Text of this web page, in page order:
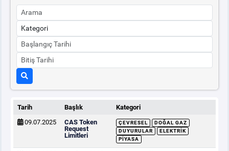
Tarih Başlık
Kategori
09.07.2025
CAS Token
Request
Limitleri
ÇEVRESEL
DOĞAL GAZ
DUYURULAR
ELEKTRIK
PIYASA